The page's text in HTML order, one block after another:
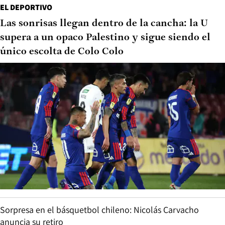
EL DEPORTIVO
Las sonrisas llegan dentro de la cancha: la U
supera a un opaco Palestino y sigue siendo el
único escolta de Colo Colo
Sorpresa en el básquetbol chileno: Nicolás Carvacho
anuncia su retiro